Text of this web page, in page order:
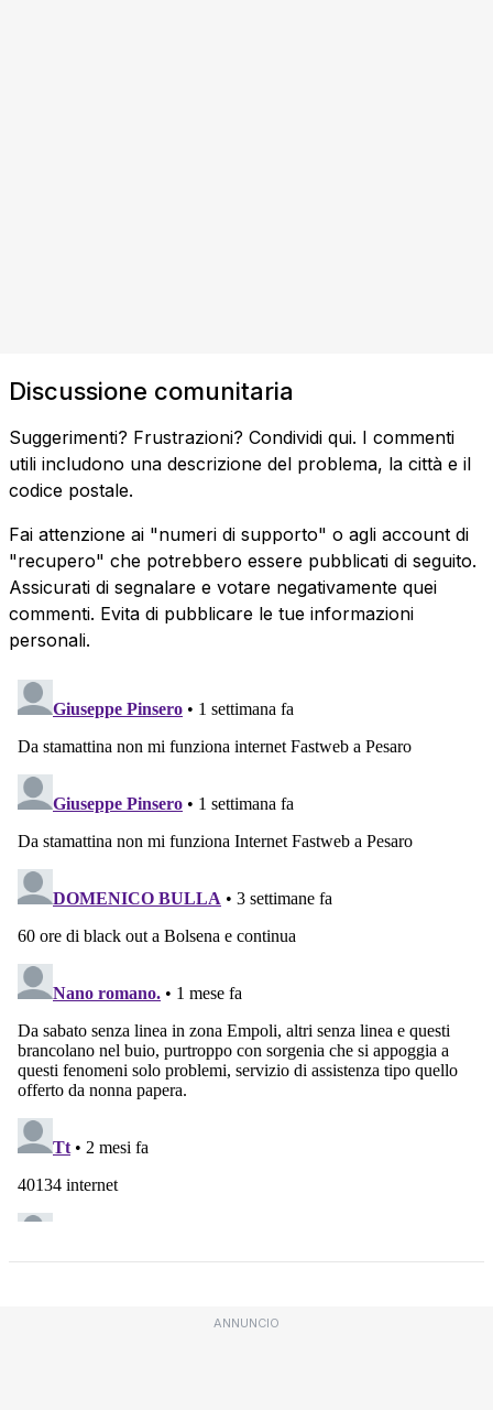
Discussione comunitaria
Suggerimenti? Frustrazioni? Condividi qui. I commenti
utili includono una descrizione del problema, la città e il
codice postale.
Fai attenzione ai "numeri di supporto" o agli account di
"recupero" che potrebbero essere pubblicati di seguito.
Assicurati di segnalare e votare negativamente quei
commenti. Evita di pubblicare le tue informazioni
personali.
ANNUNCIO